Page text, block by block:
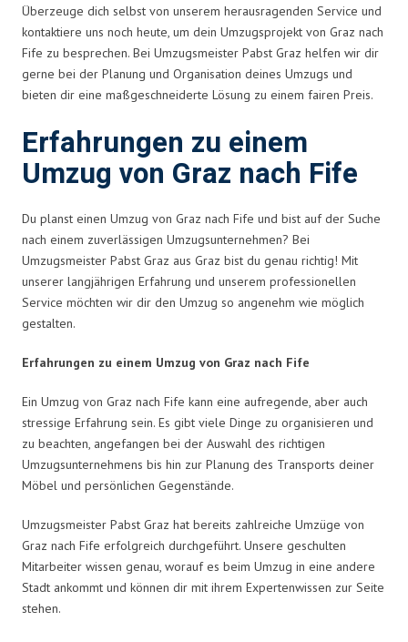
Überzeuge dich selbst von unserem herausragenden Service und
kontaktiere uns noch heute, um dein Umzugsprojekt von Graz nach
Fife zu besprechen. Bei Umzugsmeister Pabst Graz helfen wir dir
gerne bei der Planung und Organisation deines Umzugs und
bieten dir eine maßgeschneiderte Lösung zu einem fairen Preis.
Erfahrungen zu einem
Umzug von Graz nach Fife
Du planst einen Umzug von Graz nach Fife und bist auf der Suche
nach einem zuverlässigen Umzugsunternehmen? Bei
Umzugsmeister Pabst Graz aus Graz bist du genau richtig! Mit
unserer langjährigen Erfahrung und unserem professionellen
Service möchten wir dir den Umzug so angenehm wie möglich
gestalten.
Erfahrungen zu einem Umzug von Graz nach Fife
Ein Umzug von Graz nach Fife kann eine aufregende, aber auch
stressige Erfahrung sein. Es gibt viele Dinge zu organisieren und
zu beachten, angefangen bei der Auswahl des richtigen
Umzugsunternehmens bis hin zur Planung des Transports deiner
Möbel und persönlichen Gegenstände.
Umzugsmeister Pabst Graz hat bereits zahlreiche Umzüge von
Graz nach Fife erfolgreich durchgeführt. Unsere geschulten
Mitarbeiter wissen genau, worauf es beim Umzug in eine andere
Stadt ankommt und können dir mit ihrem Expertenwissen zur Seite
stehen.